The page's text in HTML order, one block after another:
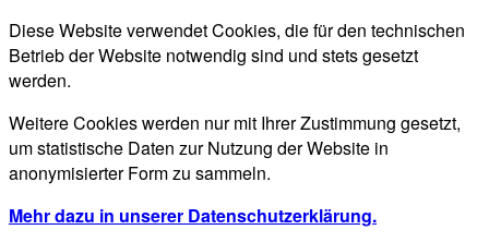
Diese Website verwendet Cookies, die für den technischen
Betrieb der Website notwendig sind und stets gesetzt
werden.
Weitere Cookies werden nur mit Ihrer Zustimmung gesetzt,
um statistische Daten zur Nutzung der Website in
anonymisierter Form zu sammeln.
Mehr dazu in unserer Datenschutzerklärung.